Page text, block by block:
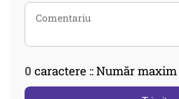
0 caractere :: Număr